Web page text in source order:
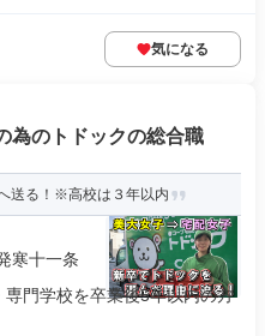
気になる
為のトドックの総合職
送る！※高校は３年以内
寒十一条
専門学校を卒業後5年以内の方